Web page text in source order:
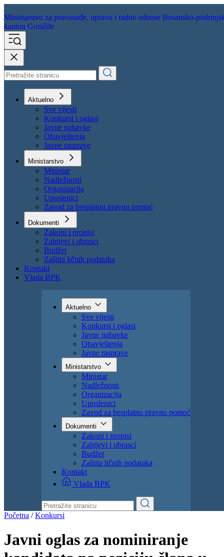
Ministarstvo za pravosuđe,
kanton Goražde
Aktuelno
Sve vijesti
Konkursi i oglasi
Javne nabavke
Obavještenja
Javne rasprave
Ministarstvo
Ministar
Nadležnosti
Organizacija
Uposlenici
Zavod za besplatnu pravnu pomoć
Dokumenti
Zakoni i propisi
Zahtjevi i obrasci
Budžet
Vlada BPK
Aktuelno
Sve vijesti
Konkursi i oglasi
Javne nabavke
Obavještenja
Javne rasprave
Ministarstvo
Ministar
Nadležnosti
Organizacija
Uposlenici
Zavod za besplatnu pravnu pomoć
Dokumenti
Zakoni i propisi
Zahtjevi i obrasci
Budžet
Zaštita ličnih podataka
Kontakt
Vlada BPK
Početna/Konkursi